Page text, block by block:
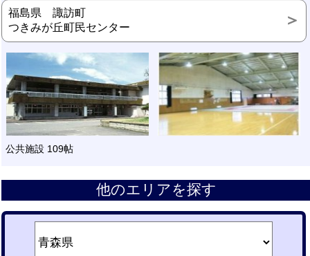
福島県 諏訪町
つきみが丘町民センター
公共施設 109帖
他のエリアを探す